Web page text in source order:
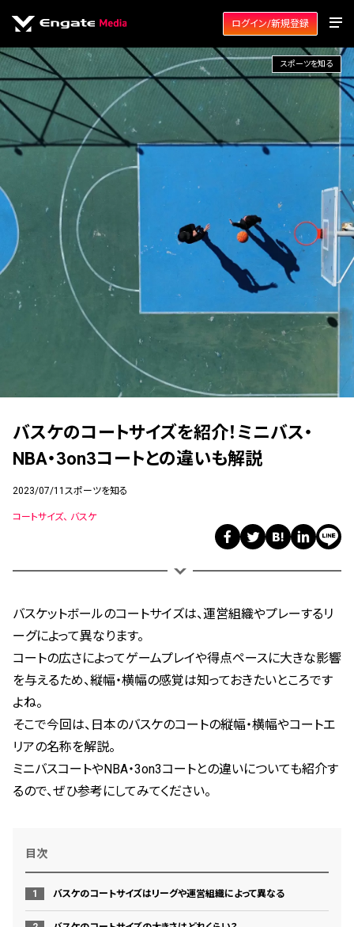
ログイン/新規登録
スポーツを知る
バスケのコートサイズを紹介！ミニバス・
NBA・3on3コートとの違いも解説
2023/07/11 スポーツを知る
コートサイズ バスケ
バスケットボールのコートサイズは、運営組織やプレーするリ
ーグによって異なります。
コートの広さによってゲームプレイや​​得点ペースに大きな影響
を与えるため、縦幅・横幅の感覚は知っておきたいところです
よね。
そこで今回は、日本のバスケのコートの縦幅・横幅やコートエ
リアの名称を解説。
ミニバスコートやNBA・3on3コートとの違いについても紹介す
るので、ぜひ参考にしてみてください。
目次
バスケのコートサイズはリーグや運営組織によって異なる